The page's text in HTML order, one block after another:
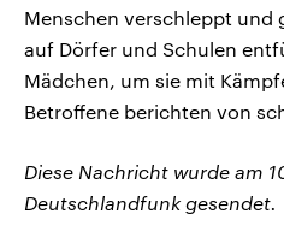
Menschen verschleppt und
auf Dörfer und Schulen
Mädchen, um sie mit
Betroffene berichten von
Diese Nachricht wurde am
Deutschlandfunk gesendet.